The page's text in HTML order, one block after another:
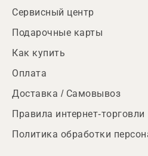
Сервисный центр
Подарочные карты
Как купить
Оплата
Доставка / Самовывоз
Правила интернет-торговли
Политика обработки